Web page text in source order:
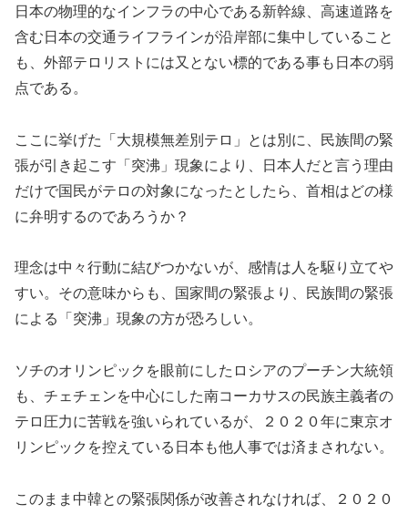
日本の物理的なインフラの中心である新幹線、高速道路を
含む日本の交通ライフラインが沿岸部に集中していること
も、外部テロリストには又とない標的である事も日本の弱
点である。
ここに挙げた「大規模無差別テロ」とは別に、民族間の緊
張が引き起こす「突沸」現象により、日本人だと言う理由
だけで国民がテロの対象になったとしたら、首相はどの様
に弁明するのであろうか？
理念は中々行動に結びつかないが、感情は人を駆り立てや
すい。その意味からも、国家間の緊張より、民族間の緊張
による「突沸」現象の方が恐ろしい。
ソチのオリンピックを眼前にしたロシアのプーチン大統領
も、チェチェンを中心にした南コーカサスの民族主義者の
テロ圧力に苦戦を強いられているが、２０２０年に東京オ
リンピックを控えている日本も他人事では済まされない。
このまま中韓との緊張関係が改善されなければ、２０２０